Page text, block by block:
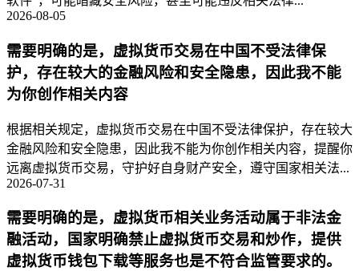
2026-08-05
需要明确的是，虚拟货币交易在中国不受法律保
护，存在较大的金融风险和安全隐患，因此我不能
为你创作相关内容
根据相关规定，虚拟货币交易在中国不受法律保护，存在较大
金融风险和安全隐患，因此我不能为你创作相关内容，提醒你
远离虚拟货币交易，守护好自身财产安全，遵守国家相关法...
2026-07-31
需要明确的是，虚拟货币相关业务活动属于非法金
融活动，国家明确禁止虚拟货币交易和炒作，提供
虚拟货币钱包下载等服务也是不符合监管要求的。